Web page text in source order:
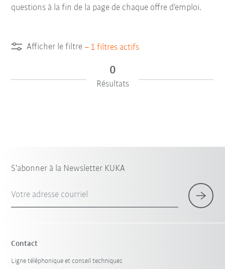
questions à la fin de la page de chaque offre d’emploi.
Afficher le filtre – 1 filtres actifs
0
Résultats
S'abonner à la Newsletter KUKA
Votre adresse courriel
Contact
Ligne téléphonique et conseil techniques